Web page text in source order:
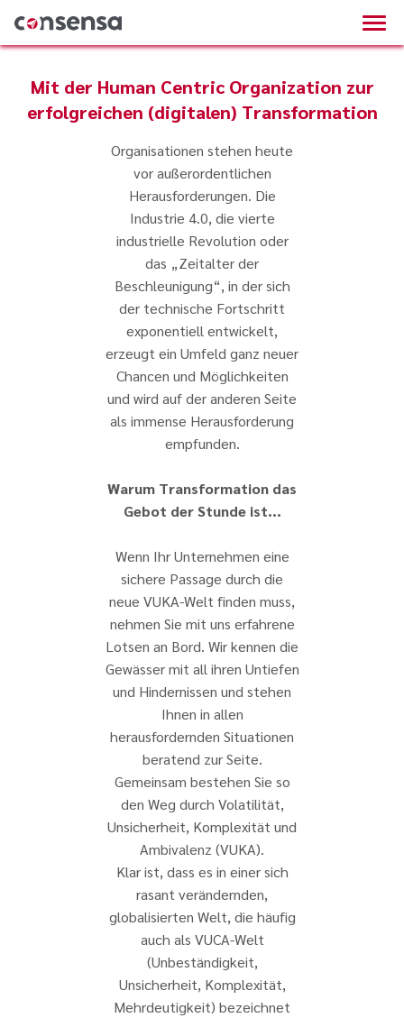
Mit der Human Centric Organization zur
erfolgreichen (digitalen) Transformation
Organisationen stehen heute
vor außerordentlichen
Herausforderungen. Die
Industrie 4.0, die vierte
industrielle Revolution oder
das „Zeitalter der
Beschleunigung“, in der sich
der technische Fortschritt
exponentiell entwickelt,
erzeugt ein Umfeld ganz neuer
Chancen und Möglichkeiten
und wird auf der anderen Seite
als immense Herausforderung
empfunden.
Warum Transformation das
Gebot der Stunde ist...
Wenn Ihr Unternehmen eine
sichere Passage durch die
neue VUKA-Welt finden muss,
nehmen Sie mit uns erfahrene
Lotsen an Bord. Wir kennen die
Gewässer mit all ihren Untiefen
und Hindernissen und stehen
Ihnen in allen
herausfordernden Situationen
beratend zur Seite.
Gemeinsam bestehen Sie so
den Weg durch Volatilität,
Unsicherheit, Komplexität und
Ambivalenz (VUKA).
Klar ist, dass es in einer sich
rasant verändernden,
globalisierten Welt, die häufig
auch als VUCA-Welt
(Unbeständigkeit,
Unsicherheit, Komplexität,
Mehrdeutigkeit) bezeichnet